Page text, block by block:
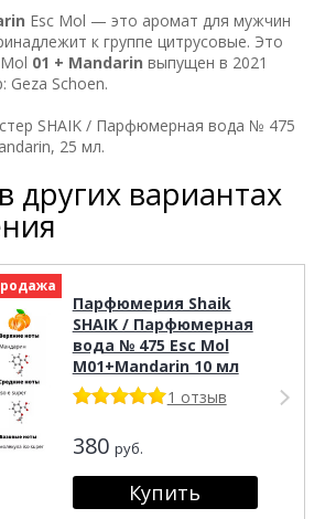
Esc Mol — это аромат для мужчин
к группе цитрусовые. Это
01 + Mandarin выпущен в 2021
Schoen.
SHAIK / Парфюмерная вода № 475
25 мл.
других вариантах
Парфюмерия Shaik
SHAIK / Парфюмерная
вода № 475 Esc Mol
M01+Mandarin 10 мл
1 отзыв
380 руб.